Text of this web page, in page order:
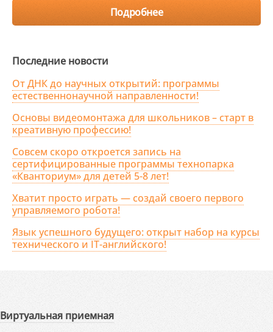
Подробнее
Последние новости
От ДНК до научных открытий: программы
естественнонаучной направленности!
Основы видеомонтажа для школьников – старт в
креативную профессию!
Совсем скоро откроется запись на
сертифицированные программы технопарка
«Кванториум» для детей 5-8 лет!
Хватит просто играть — создай своего первого
управляемого робота!
Язык успешного будущего: открыт набор на курсы
технического и IT-английского!
Виртуальная приемная